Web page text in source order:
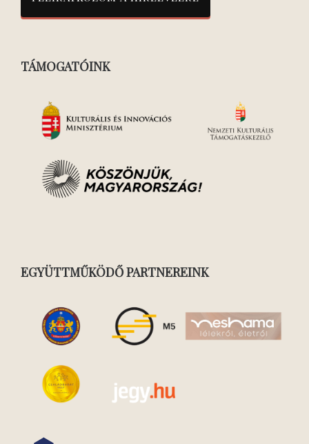
TÁMOGATÓINK
EGYÜTTMŰKÖDŐ PARTNEREINK